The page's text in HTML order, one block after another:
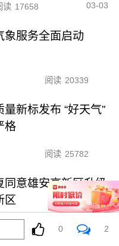
读 17658 03-03
象服务全面启动
阅读 20339
新标发布 “好天气”
格
阅读 25782
同意雄安高新区升级
区
阅读 25426
0 2